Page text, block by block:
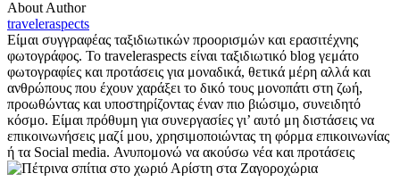
About Author
traveleraspects
Είμαι συγγραφέας ταξιδιωτικών προορισμών και ερασιτέχνης
φωτογράφος. Το traveleraspects είναι ταξιδιωτικό blog γεμάτο
φωτογραφίες και προτάσεις για μοναδικά, θετικά μέρη αλλά και
ανθρώπους που έχουν χαράξει το δικό τους μονοπάτι στη ζωή,
προωθώντας και υποστηρίζοντας έναν πιο βιώσιμο, συνειδητό
κόσμο. Είμαι πρόθυμη για συνεργασίες γι’ αυτό μη διστάσεις να
επικοινωνήσεις μαζί μου, χρησιμοποιώντας τη φόρμα επικοινωνίας
ή τα Social media. Ανυπομονώ να ακούσω νέα και προτάσεις